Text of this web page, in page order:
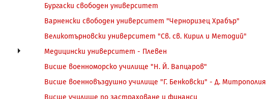
Бургаски свободен университет
Варненски свободен университет "Черноризец Храбър"
Великотърновски университет "Св. св. Кирил и Методий"
Медицински университет - Плевен
Висше военноморско училище "Н. Й. Вапцаров"
Висше военновъздушно училище "Г. Бенковски" - Д. Митрополия
Висше училище по застраховане и финанси